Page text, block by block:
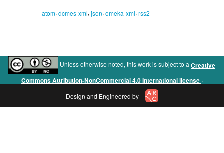
atom, dcmes-xml, json, omeka-xml, rss2
Unless otherwise noted, this work is subject to a Creative
Commons Attribution-NonCommercial 4.0 International license .
Design and Engineered by